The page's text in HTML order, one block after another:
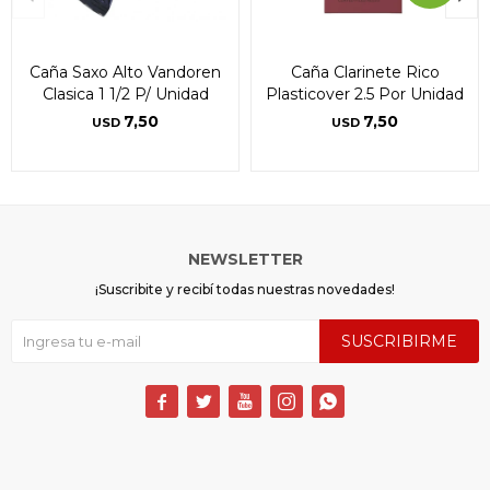
Caña Saxo Alto Vandoren
Clasica 1 1/2 P/ Unidad
USD 7,50
Caña Clarinete Rico
Plasticover 2.5 Por Unidad
USD 7,50
NEWSLETTER
¡Suscribite y recibí todas nuestras novedades!
SUSCRIBIRME
    